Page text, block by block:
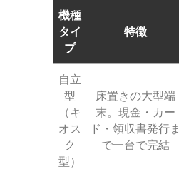
機種
タイ
プ
特徴
自立
型
（キ
オス
ク
型）
床置きの大型端
末。現金・カー
ド・領収書発行ま
で一台で完結